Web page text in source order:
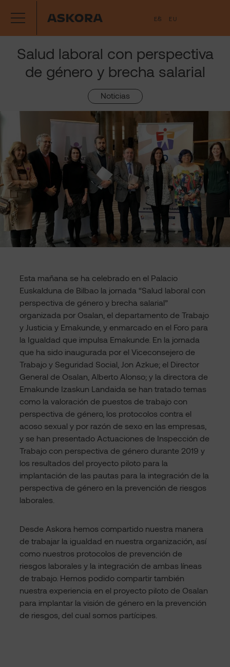
contenido
ES EU
Salud laboral con perspectiva
de género y brecha salarial
Noticias
Esta mañana se ha celebrado en el Palacio
Euskalduna de Bilbao la jornada “Salud laboral con
perspectiva de género y brecha salarial”
organizada por Osalan, el departamento de Trabajo
y Justicia y Emakunde, y enmarcado en el Foro para
la Igualdad que impulsa Emakunde. En la jornada
que ha sido inaugurada por el Viceconsejero de
Trabajo y Seguridad Social, Jon Azkue; el Director
General de Osalan, Alberto Alonso; y la directora de
Emakunde Izaskun Landaida se han tratado temas
como la valoración de puestos de trabajo con
perspectiva de género, los protocolos contra el
acoso sexual y por razón de sexo en las empresas,
y se han presentado Actuaciones de Inspección de
Trabajo con perspectiva de género durante 2019 y
los resultados del proyecto piloto para la
implantación de las pautas para la integración de la
perspectiva de género en la prevención de riesgos
laborales.
Desde Askora hemos compartido nuestra manera
de trabajar la igualdad en nuestra organización, así
como nuestros protocolos de prevención de
riesgos laborales y la integración de ambas líneas
de trabajo. Hemos podido compartir también
nuestra experiencia en el proyecto piloto de Osalan
para implantar la visión de género en la prevención
de riesgos, del cual somos partícipes.